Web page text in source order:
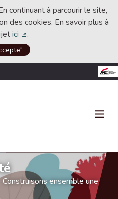
continuant à parcourir le site,
des cookies. En savoir plus à
ici
(Lien externe)
.
externe)
Construisons ensemble une